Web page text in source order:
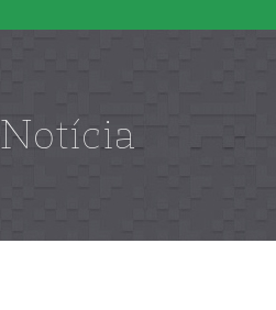
Notícia